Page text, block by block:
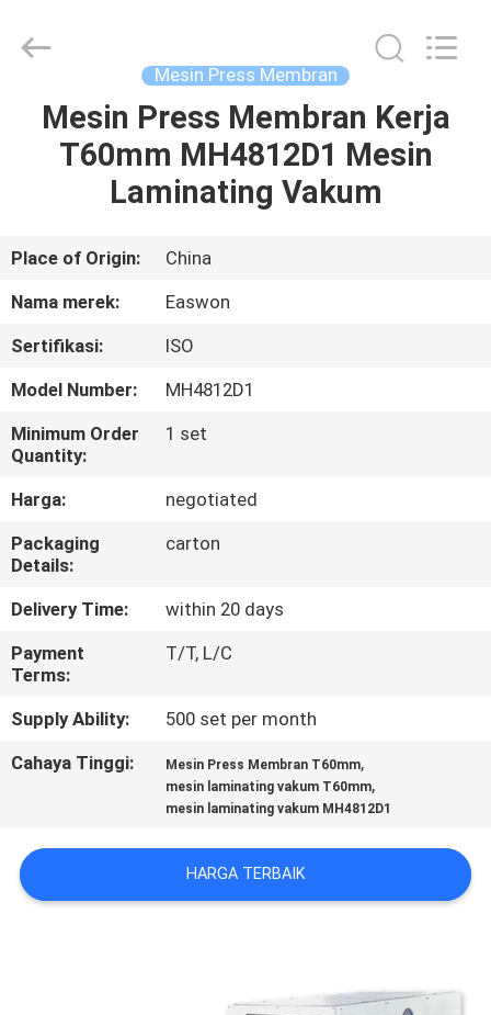
RUMAH
PRODUK
TENTANG
KAMI
TUR
PABRIK
KONTROL
KUALITAS
HUBUNGI
KAMI
BERITA
PERMINTAAN
PENAWARAN
SITEMAP
Export
Reserved.
Mesin Press Membran
Mesin Press Membran Kerja
T60mm MH4812D1 Mesin
Laminating Vakum
Place of Origin:
China
Nama merek:
Easwon
Sertifikasi:
ISO
Model Number:
MH4812D1
Minimum Order
Quantity:
1 set
Harga:
negotiated
Packaging
Details:
carton
Delivery Time:
within 20 days
Payment
Terms:
T/T, L/C
Supply Ability:
500 set per month
Cahaya Tinggi:
Mesin Press Membran T60mm,
mesin laminating vakum T60mm,
mesin laminating vakum MH4812D1
HARGA TERBAIK